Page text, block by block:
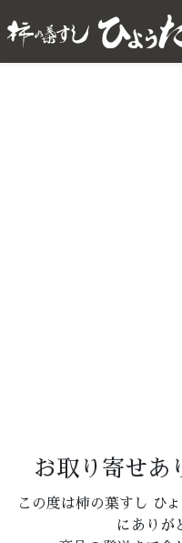
お取り寄せあ
この度は柿の葉すし ひ
にありが